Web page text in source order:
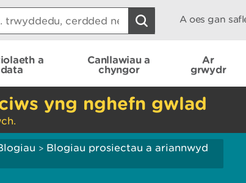
A oes gan
a
data
Canllawiau a
chyngor
Ar
grwydr
yng nghefn gwlad
> Blogiau prosiectau a ariannwyd